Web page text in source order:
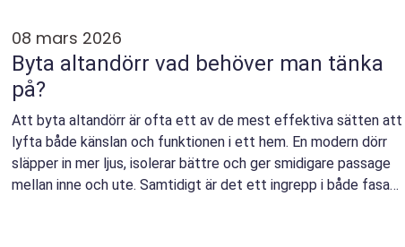
08 mars 2026
Byta altandörr vad behöver man tänka
på?
Att byta altandörr är ofta ett av de mest effektiva sätten att
lyfta både känslan och funktionen i ett hem. En modern dörr
släpper in mer ljus, isolerar bättre och ger smidigare passage
mellan inne och ute. Samtidigt är det ett ingrepp i både fasad